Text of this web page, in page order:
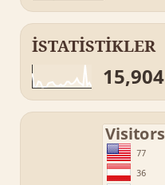
İSTATİSTİKLER
15,904